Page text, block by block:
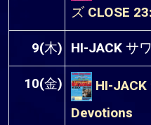
ズ CLOSE
9(木) HI-JACK サ
10(金)
HI-
Devotions